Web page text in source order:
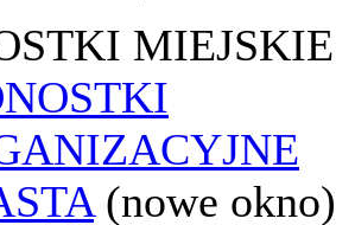
MIEJSKIE
(nowe okno)